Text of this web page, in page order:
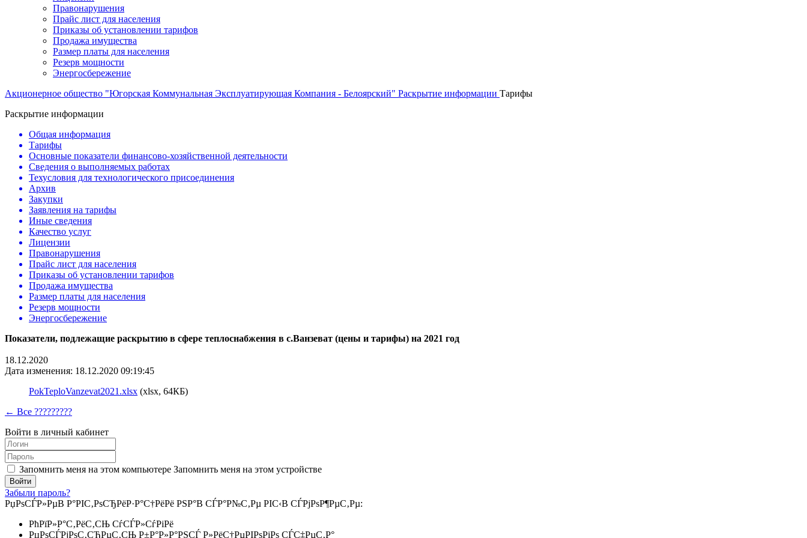
Правонарушения
Прайс лист для населения
Приказы об установлении тарифов
Продажа имущества
Размер платы для населения
Резерв мощности
Энергосбережение
Акционерное общество "Югорская Коммунальная Эксплуатирующая Компания - Белоярский" Раскрытие информации Тарифы
Раскрытие информации
Общая информация
Тарифы
Основные показатели финансово-хозяйственной деятельности
Сведения о выполняемых работах
Техусловия для технологического присоединения
Архив
Закупки
Заявления на тарифы
Иные сведения
Качество услуг
Лицензии
Правонарушения
Прайс лист для населения
Приказы об установлении тарифов
Продажа имущества
Размер платы для населения
Резерв мощности
Энергосбережение
Показатели, подлежащие раскрытию в сфере теплоснабжения в с.Ванзеват (цены и тарифы) на 2021 год
18.12.2020
Дата изменения: 18.12.2020 09:19:45
PokTeploVanzevat2021.xlsx (xlsx, 64КБ)
← Все ?????????
Войти в личный кабинет
Запомнить меня на этом компьютере Запомнить меня на этом устройстве
Забыли пароль?
РџРѕСЃР»РµВ Р°РІС‚РѕСЂРёР·Р°С†РёРё РЅР°В СЃР°Р№С‚Рµ РІС‹В СЃРјРѕР¶РµС‚Рµ:
РћРїР»Р°С‚РёС‚СЊ СѓСЃР»СѓРіРё
РџРѕСЃРјРѕС‚СЂРµС‚СЊ Р±Р°Р»Р°РЅСЃ Р»РёС†РµРІРѕРіРѕ СЃС‡РµС‚Р°